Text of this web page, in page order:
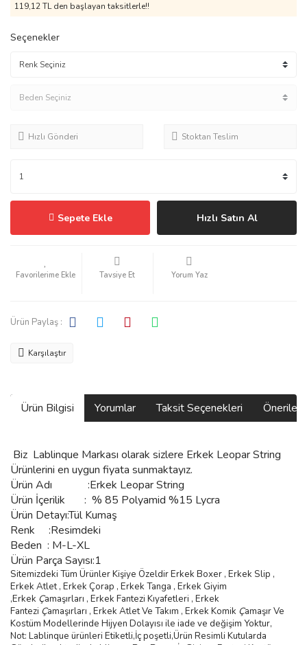
119,12 TL den başlayan taksitlerle!!
Seçenekler
Hızlı Gönderi Stoktan Teslim
Sepete Ekle Hızlı Satın Al
Tavsiye Et Yorum Yaz
Ürün Paylaş :
Karşılaştır
Ürün Bilgisi Yorumlar Taksit Seçenekleri
Biz Lablinque Markası olarak sizlere Erkek Leopar String
Ürünlerini en uygun fiyata sunmaktayız.
Ürün Adı :Erkek Leopar String
Ürün İçerilik : % 85 Polyamid %15 Lycra
Ürün Detayı:Tül Kumaş
Renk :Resimdeki
Beden : M-L-XL
Ürün Parça Sayısı:1
Sitemizdeki Tüm Ürünler Kişiye Özeldir Erkek Boxer , Erkek Slip ,
Erkek Atlet , Erkek Çorap , Erkek Tanga , Erkek Giyim
,Erkek Çamaşırları , Erkek Fantezi Kıyafetleri , Erkek
Fantezi Çamaşırları , Erkek Atlet Ve Takım , Erkek Komik Çamaşır Ve
Kostüm Modellerinde Hijyen Dolayısı ile iade ve değişim Yoktur,
Not: Lablinque ürünleri Etiketli,İç poşetli,Ürün Resimli Kutularda